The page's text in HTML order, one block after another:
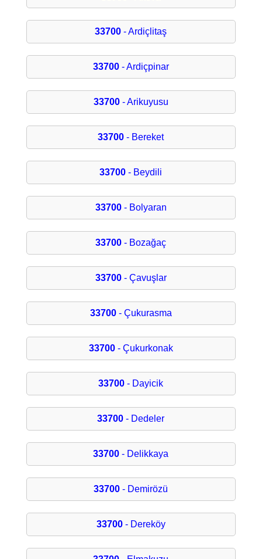
33700 - Ardiçlitaş
33700- Ardiçpinar
33700- Arikuyusu
33700 - Bereket
33700 - Beydili
33700- Bolyaran
33700 - Bozağaç
33700- Çavuşlar
33700- Çukurasma
33700- Çukurkonak
33700 - Dayicik
33700 - Dedeler
33700 - Delikkaya
33700 - Demirözü
33700- Dereköy